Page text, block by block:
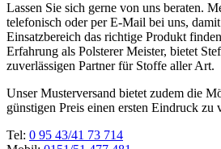
Lassen Sie sich gerne von uns beraten.
telefonisch oder per E-Mail bei uns,
Einsatzbereich das richtige Produkt
Erfahrung als Polsterer Meister, bietet
zuverlässigen Partner für Stoffe aller Art.
Unser Musterversand bietet zudem die
günstigen Preis einen ersten Eindruck zu
Tel: 0 95 43/41 73 714